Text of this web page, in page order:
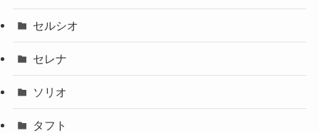
セルシオ
セレナ
ソリオ
タフト